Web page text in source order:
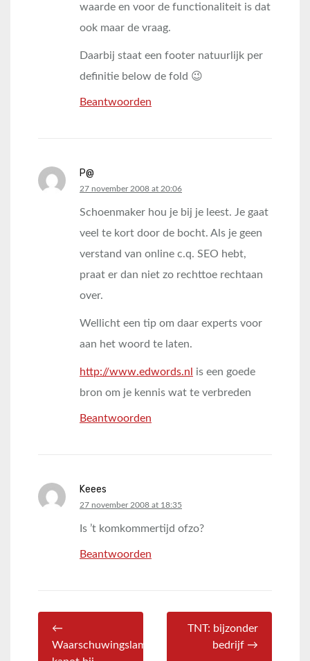
waarde en voor de functionaliteit is dat
ook maar de vraag.
Daarbij staat een footer natuurlijk per
definitie below de fold 😉
Beantwoorden
P@
says:
27 november 2008 at 20:06
Schoenmaker hou je bij je leest. Je gaat
veel te kort door de bocht. Als je geen
verstand van online c.q. SEO hebt,
praat er dan niet zo rechttoe rechtaan
over.
Wellicht een tip om daar experts voor
aan het woord te laten.
http://www.edwords.nl
is een goede
bron om je kennis wat te verbreden
Beantwoorden
Keees
says:
27 november 2008 at 18:35
Is ’t komkommertijd ofzo?
Beantwoorden
←
Waarschuwingslampje
TNT: bijzonder
bedrijf →